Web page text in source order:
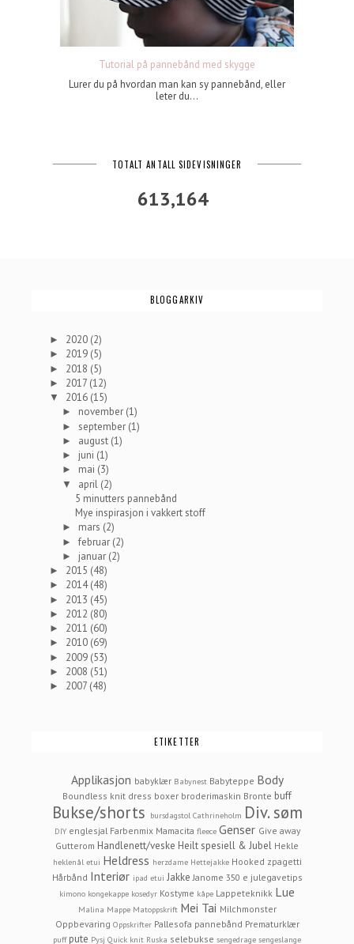
Tutorial på pannebånd med skygge
Lurer du på hvordan man kan sy pannebånd, eller
leter du...
TOTALT ANTALL SIDEVISNINGER
613,164
BLOGGARKIV
► 2020 (2)
► 2019 (5)
► 2018 (5)
► 2017 (12)
▼ 2016 (15)
► november (1)
► september (1)
► august (1)
► juni (1)
► mai (3)
▼ april (2)
5 minutters pannebånd
Mye inspirasjon i vakkert stoff
► mars (2)
►februar (2)
► januar (2)
► 2015 (48)
► 2014(48)
► 2013 (45)
► 2012 (80)
► 2011 (60)
► 2010 (69)
► 2009 (53)
► 2008 (51)
► 2007 (48)
ETIKETTER
Applikasjon babyklær Babynest Babyteppe Body
Boundless knit dress boxer broderimaskin Bronte buff
Bukse/shorts bursdagstol Cathrineholm Div. søm
DIY englesjal Farbenmix Mamacita fleece Genser Give away
Gutterom Handlenett/veske Heilt spesiell & Jubel Hekle
heklenål etui Heldress herzdame Hettejakke Hooked zpagetti
Hårbånd Interiør ipad etui Jakke Janome 350 e julegavetips
kimono kongekappe kosedyr Kostyme kåpe Lappeteknikk Lue
Malina Mappe Matoppskrift Mei Tai Milchmonster
Oppbevaring Oppskrifter Pallesofa pannebånd Prematurklær
puff pute Pysj Quick knit Ruska selebukse sengedrage sengeslange